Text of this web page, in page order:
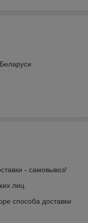
- самовывоз!
лиц
способа доставки